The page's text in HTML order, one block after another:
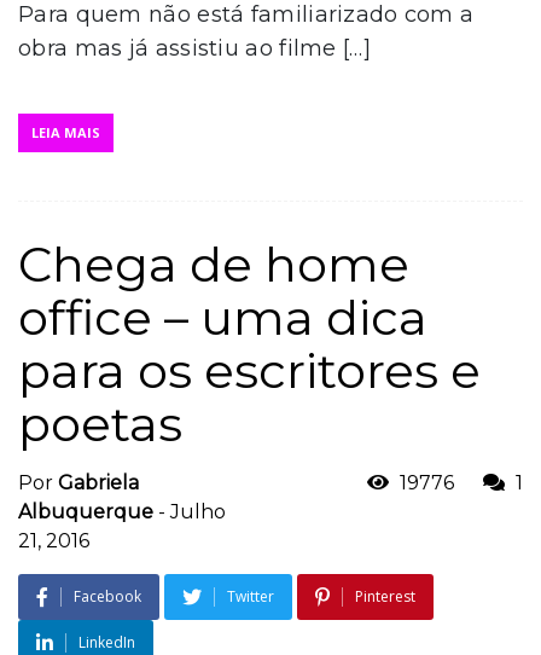
Para quem não está familiarizado com a
obra mas já assistiu ao filme […]
LEIA MAIS
Chega de home
office – uma dica
para os escritores e
poetas
Por Gabriela
Albuquerque -Julho
21, 2016
19776 1
Facebook Twitter Pinterest
LinkedIn